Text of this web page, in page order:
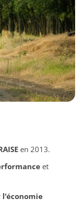
en 2013.
et